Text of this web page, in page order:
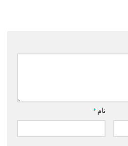
نام *